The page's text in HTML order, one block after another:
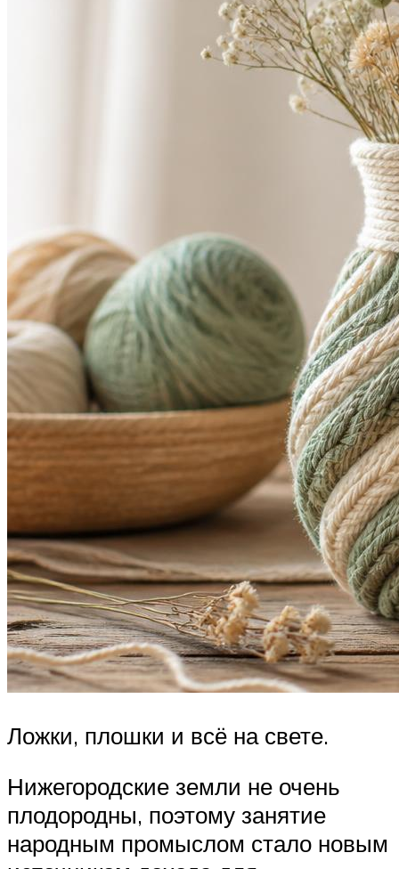
Ложки, плошки и всё на свете.
Нижегородские земли не очень
плодородны, поэтому занятие
народным промыслом стало новым